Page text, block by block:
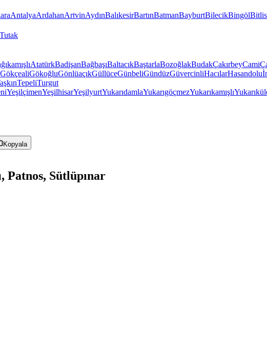
AntalyaArdahanArtvinAydınBalıkesirBartınBatmanBayburtBilecikBingölBitlis
Tutak
AtatürkBadişanBağbaşıBaltacıkBaştarlaBozoğlakBudakÇakırbeyCami
GökçealiGökoğluGönlüaçıkGüllüceGünbeliGündüzGüvercinliHacılarHasandolu
TepeliTurgut
YeşilçimenYeşilhisarYeşilyurtYukarıdamlaYukarıgöçmezYukarıkamışlı
Kopyala
Patnos, Sütlüpınar